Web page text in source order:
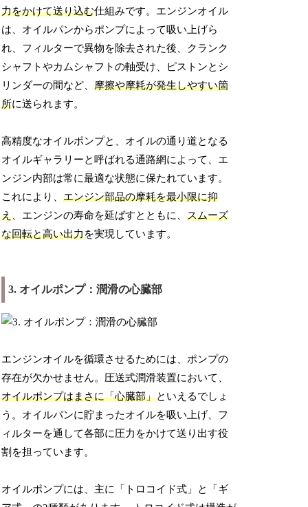
力をかけて送り込む仕組みです。エンジンオイル
は、オイルパンからポンプによって吸い上げら
れ、フィルターで異物を除去された後、クランク
シャフトやカムシャフトの軸受け、ピストンとシ
リンダーの間など、摩擦や摩耗が発生しやすい箇
所に送られます。
高精度なオイルポンプと、オイルの通り道となる
オイルギャラリーと呼ばれる通路網によって、エ
ンジン内部は常に最適な状態に保たれています。
これにより、エンジン部品の摩耗を最小限に抑
え 、エンジンの寿命を延ばすとともに、スムーズ
な回転と高い出力を実現しています。
3. オイルポンプ：潤滑の心臓部
エンジンオイルを循環させるためには、ポンプの
存在が欠かせません。圧送式潤滑装置において、
オイルポンプはまさに「心臓部」といえるでしょ
う。オイルパンに貯まったオイルを吸い上げ、フ
ィルターを通して各部に圧力をかけて送り出す役
割を担っています。
オイルポンプには、主に「トロコイド式」と「ギ